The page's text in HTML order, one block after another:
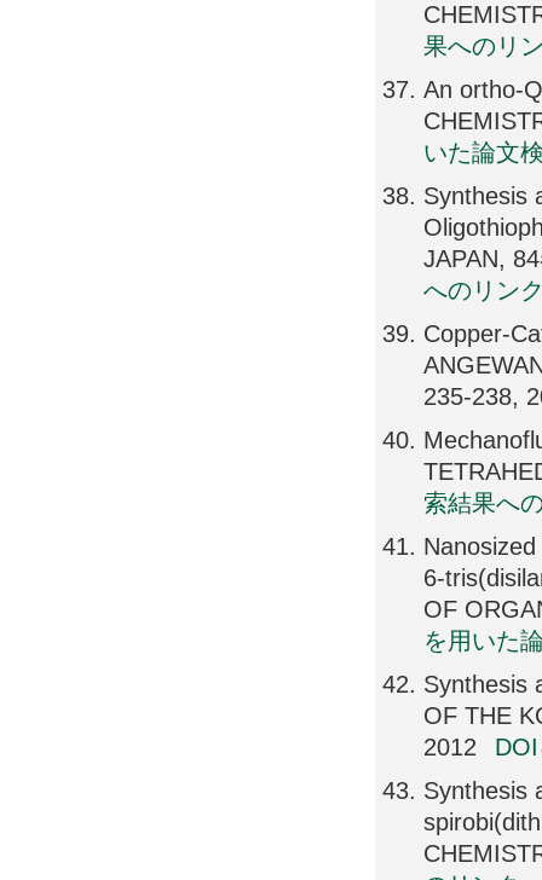
果へのリ
An ortho-
いた論文
Synthesis
JAPAN,
へのリン
Copper-
235-238,
索結果へ
6-
OF
を用いた
Synthesis
OF THE
2012
Synthesis